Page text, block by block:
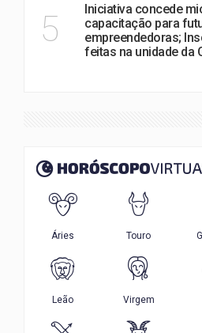
5
Iniciativa concede
capacitação para
empreendedoras;
feitas na unidade da